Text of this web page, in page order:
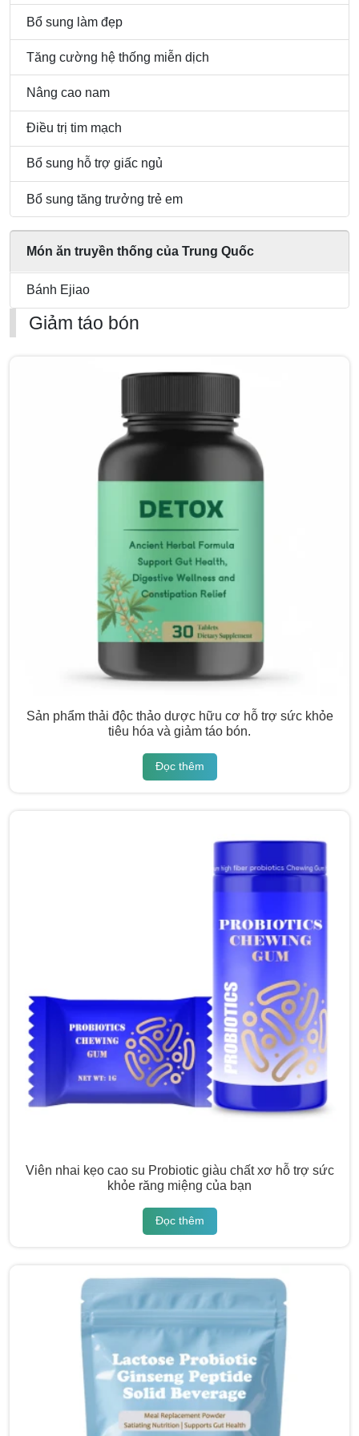
Bổ sung làm đẹp
Tăng cường hệ thống miễn dịch
Nâng cao nam
Điều trị tim mạch
Bổ sung hỗ trợ giấc ngủ
Bổ sung tăng trưởng trẻ em
Món ăn truyền thống của Trung Quốc
Bánh Ejiao
Giảm táo bón
Sản phẩm thải độc thảo dược hữu cơ hỗ trợ sức khỏe
tiêu hóa và giảm táo bón.
Đọc thêm
Viên nhai kẹo cao su Probiotic giàu chất xơ hỗ trợ sức
khỏe răng miệng của bạn
Đọc thêm